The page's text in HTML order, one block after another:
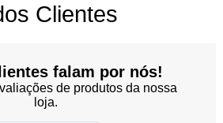
Clientes
falam por nós!
de produtos da nossa
loja.